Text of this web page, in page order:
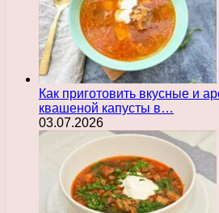
Как приготовить вкусные и
квашеной капусты в…
03.07.2026